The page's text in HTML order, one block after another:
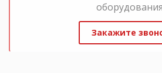
Закажите